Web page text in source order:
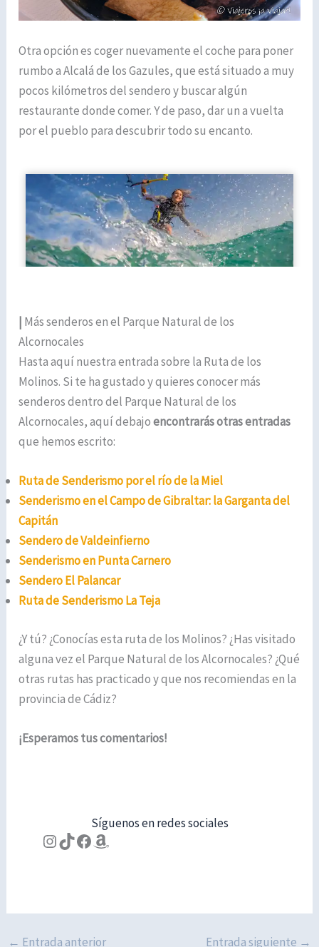
Otra opción es coger nuevamente el coche para poner
rumbo a Alcalá de los Gazules, que está situado a muy
pocos kilómetros del sendero y buscar algún
restaurante donde comer. Y de paso, dar un a vuelta
por el pueblo para descubrir todo su encanto.
| Más senderos en el Parque Natural de los
Alcornocales
Hasta aquí nuestra entrada sobre la Ruta de los
Molinos. Si te ha gustado y quieres conocer más
senderos dentro del Parque Natural de los
Alcornocales, aquí debajoencontrarás otras entradas
que hemos escrito:
Ruta de Senderismo por el río de la Miel
Senderismo en el Campo de Gibraltar: la Garganta del
Capitán
Sendero de Valdeinfierno
Senderismo en Punta Carnero
Sendero El Palancar
Ruta de Senderismo La Teja
¿Y tú? ¿Conocías esta ruta de los Molinos? ¿Has visitado
alguna vez el Parque Natural de los Alcornocales? ¿Qué
otras rutas has practicado y que nos recomiendas en la
provincia de Cádiz?
¡Esperamos tus comentarios!
Síguenos en redes sociales
Instagram
TikTok
Facebook
Amazon
← Entrada anterior Entrada siguiente →